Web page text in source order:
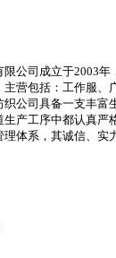
公司成立于2003年
主营包括：工作服、
公司具备一支丰富
产工序中都认真严
体系，其诚信、实